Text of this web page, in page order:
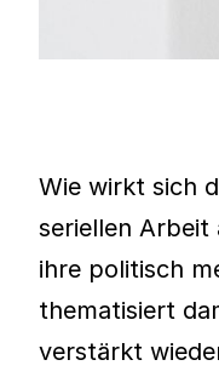
Wie wirkt sich
seriellen
ihre politisch
thematisiert
verstärkt